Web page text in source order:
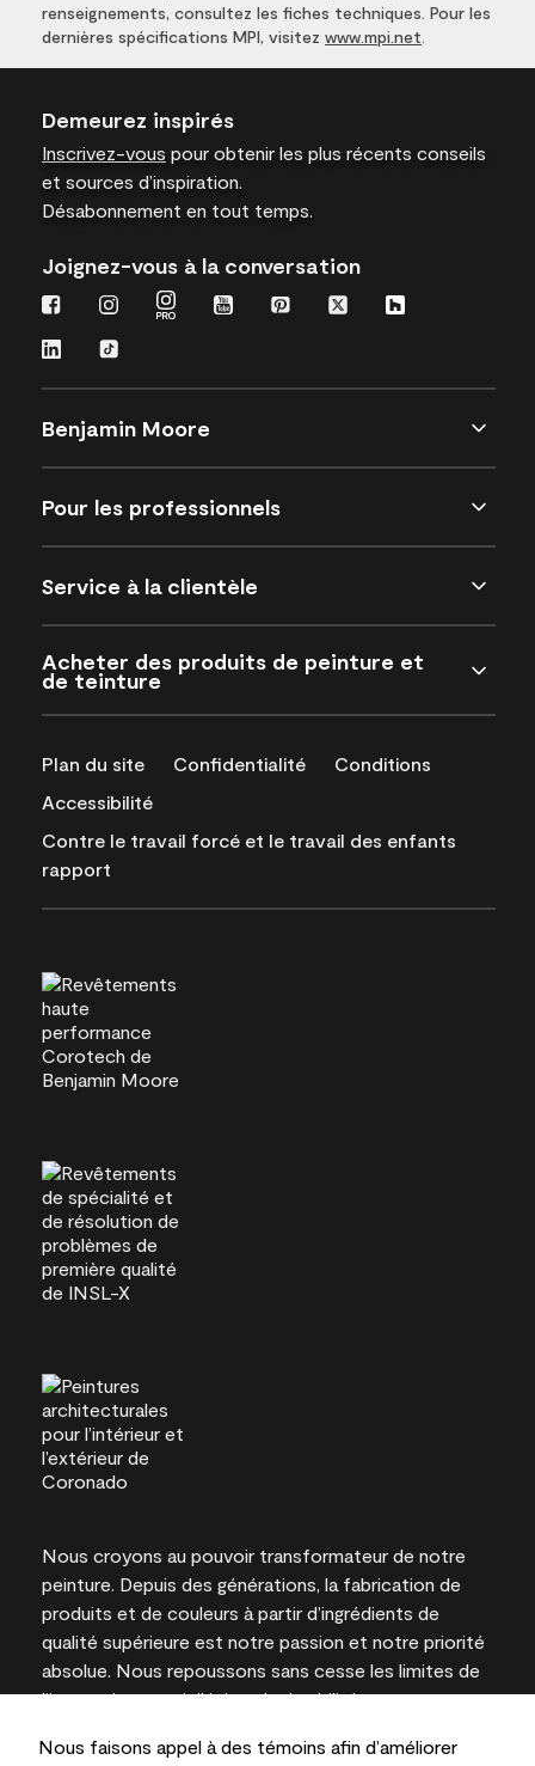
Nous faisons appel à des témoins afin d’améliorer
renseignements, consultez les fiches techniques. Pour les
dernières spécifications MPI, visitez www.mpi.net
Demeurez inspirés
Inscrivez-vous pour obtenir les plus récents conseils
et sources d’inspiration.
Désabonnement en tout temps.
Joignez-vous à la conversation
Benjamin Moore
Pour les professionnels
Service à la clientèle
Acheter des produits de peinture et
de teinture
Plan du site Confidentialité
Conditions
Accessibilité
Contre le travail forcé et le travail des enfants
rapport
Nous croyons au pouvoir transformateur de notre
peinture. Depuis des générations, la fabrication de
produits et de couleurs à partir d’ingrédients de
qualité supérieure est notre passion et notre priorité
absolue. Nous repoussons sans cesse les limites de
l’innovation et privilégions la durabilité pour
l’expertise locale.